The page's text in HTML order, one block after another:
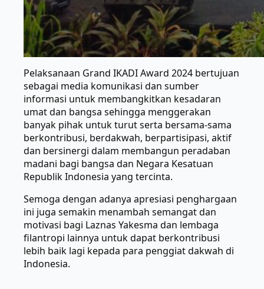
Pelaksanaan Grand IKADI Award 2024 bertujuan
sebagai media komunikasi dan sumber
informasi untuk membangkitkan kesadaran
umat dan bangsa sehingga menggerakan
banyak pihak untuk turut serta bersama-sama
berkontribusi, berdakwah, berpartisipasi, aktif
dan bersinergi dalam membangun peradaban
madani bagi bangsa dan Negara Kesatuan
Republik Indonesia yang tercinta.
Semoga dengan adanya apresiasi penghargaan
ini juga semakin menambah semangat dan
motivasi bagi Laznas Yakesma dan lembaga
filantropi lainnya untuk dapat berkontribusi
lebih baik lagi kepada para penggiat dakwah di
Indonesia.